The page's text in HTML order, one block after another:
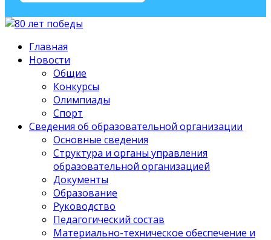
Главная
Новости
Общие
Конкурсы
Олимпиады
Спорт
Сведения об образовательной организации
Основные сведения
Структура и органы управления
образовательной организацией
Документы
Образование
Руководство
Педагогический состав
Материально-техническое обеспечение и